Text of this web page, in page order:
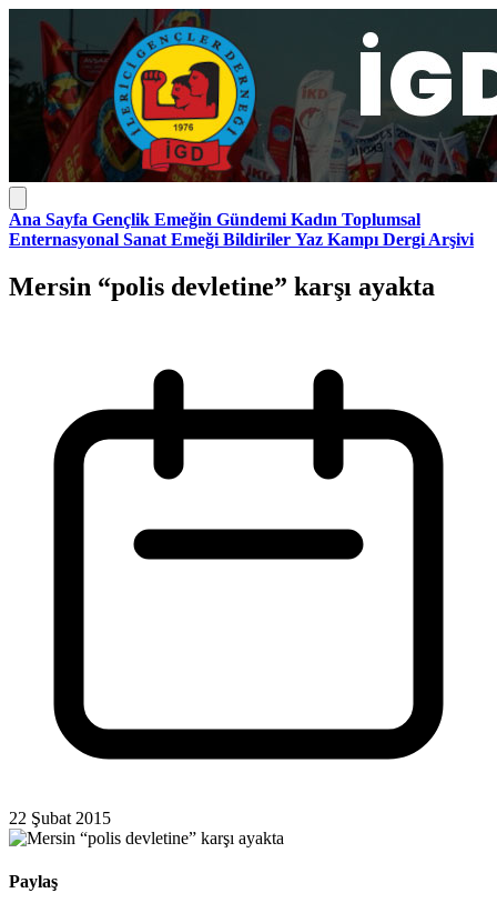
Ana Sayfa Gençlik Emeğin Gündemi Kadın Toplumsal
Enternasyonal Sanat Emeği Bildiriler Yaz Kampı Dergi Arşivi
Mersin “polis devletine” karşı ayakta
22 Şubat 2015
Paylaş